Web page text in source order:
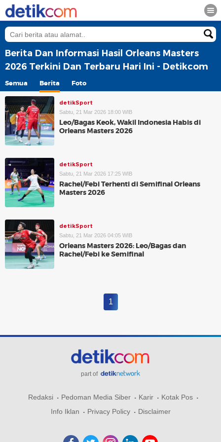
Berita Dan Informasi Hasil Orleans Masters
2026 Terkini Dan Terbaru Hari Ini - Detikcom
Semua Berita Foto
detikSport
Sabtu, 21 Mar 2026 18:00 WIB
Leo/Bagas Keok, Wakil Indonesia Habis di
Orleans Masters 2026
detikSport
Sabtu, 21 Mar 2026 17:25 WIB
Rachel/Febi Terhenti di Semifinal Orleans
Masters 2026
detikSport
Sabtu, 21 Mar 2026 04:05 WIB
Orleans Masters 2026: Leo/Bagas dan
Rachel/Febi ke Semifinal
1
part of
Redaksi Pedoman Media Siber Karir
Kotak Pos
Info Iklan
Privacy Policy Disclaimer